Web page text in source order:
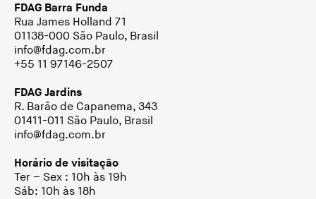
FDAG Barra Funda
Rua James Holland 71
01138-000 São Paulo, Brasil
info@fdag.com.br
+55 11 97146-2507
FDAG Jardins
R. Barão de Capanema, 343
01411-011 São Paulo, Brasil
info@fdag.com.br
Horário de visitação
Ter – Sex : 10h às 19h
Sáb: 10h às 18h